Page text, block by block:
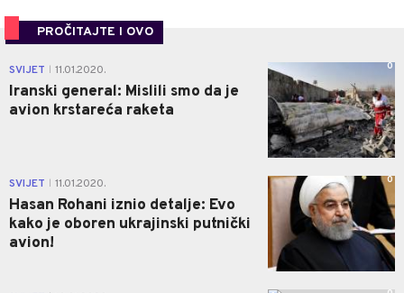
PROČITAJTE I OVO
SVIJET 11.01.2020.
Iranski general: Mislili smo da je
avion krstareća raketa
0
SVIJET 11.01.2020.
Hasan Rohani iznio detalje: Evo
kako je oboren ukrajinski putnički
avion!
0